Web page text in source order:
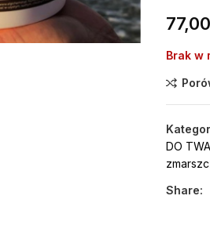
77,00
Brak w
DO
Share: